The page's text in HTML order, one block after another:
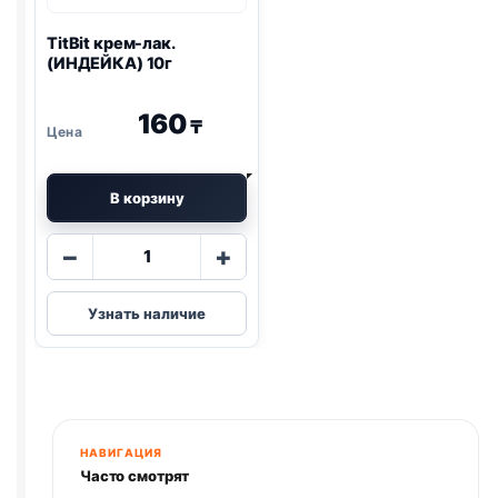
TitBit крем-лак.
(ИНДЕЙКА) 10г
160₸
В корзину
−
Количество
TitBit
крем-
лак.
+
Узнать наличие
НАВИГАЦИЯ
Часто смотрят